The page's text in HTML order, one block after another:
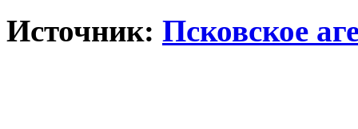
Источник: Псковское